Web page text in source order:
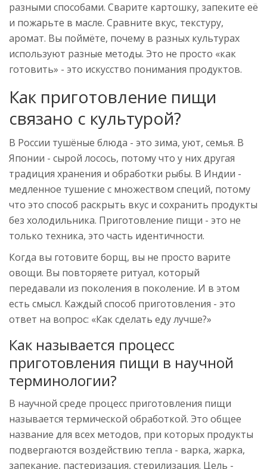
разными способами. Сварите картошку, запеките её
и пожарьте в масле. Сравните вкус, текстуру,
аромат. Вы поймёте, почему в разных культурах
используют разные методы. Это не просто «как
готовить» - это искусство понимания продуктов.
Как приготовление пищи
связано с культурой?
В России тушёные блюда - это зима, уют, семья. В
Японии - сырой лосось, потому что у них другая
традиция хранения и обработки рыбы. В Индии -
медленное тушение с множеством специй, потому
что это способ раскрыть вкус и сохранить продукты
без холодильника. Приготовление пищи - это не
только техника, это часть идентичности.
Когда вы готовите борщ, вы не просто варите
овощи. Вы повторяете ритуал, который
передавали из поколения в поколение. И в этом
есть смысл. Каждый способ приготовления - это
ответ на вопрос: «Как сделать еду лучше?»
Как называется процесс
приготовления пищи в научной
терминологии?
В научной среде процесс приготовления пищи
называется термической обработкой. Это общее
название для всех методов, при которых продукты
подвергаются воздействию тепла - варка, жарка,
запекание, пастеризация, стерилизация. Цель -